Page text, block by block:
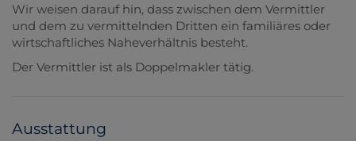
Wir weisen darauf hin, dass zwischen dem Vermittler
und dem zu vermittelnden Dritten ein familiäres oder
wirtschaftliches Naheverhältnis besteht.
Der Vermittler ist als Doppelmakler tätig.
Ausstattung